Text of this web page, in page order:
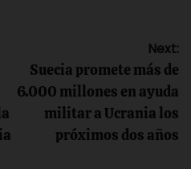
Next:
Suecia promete más de
6.000 millones en ayuda
militar a Ucrania los
próximos dos años